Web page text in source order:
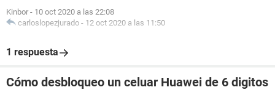
Kinbor - 10 oct 2020 a las 22:08
carloslopezjurado - 12 oct 2020 a las 11:50
1 respuesta
Cómo desbloqueo un celuar Huawei de 6 digitos